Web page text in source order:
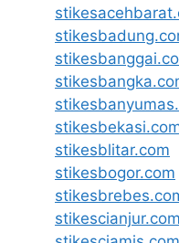
stikesblitar.com
stikesbogor.com
stikescianjur.com